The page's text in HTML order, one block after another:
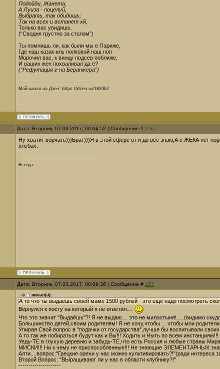
Подойди, Жанета,
А Луиза - поцелуй,
Выбрать, так обидишь;
Так на всех и встанет хй,
Только вас увидишь.
(“Сводня грустно за столом”)
Ты помнишь ли, как были мы в Париже,
Где наш казак иль полковой наш поп
Морочил вас, к винцу подсев поближе,
И ваших жён похваливал да ё?
(“Рефутация г-на Беранжера”)
Мой канал на Дзен: https://dzen.ru/182062
Дата: Вторник, 07.03.2017, 00:04:52 | Сообщение # 156
Ну хватит ворчать)))Брат)))Я в этой сфере от и до все знаю,А с ЖЕКА нет
хлебах.
Всегда
Дата: Вторник, 07.03.2017, 00:09:36 | Сообщение # 157
писал(а):
А то что ты выдаёшь своей маме 1500 рублей - это ещё надо посмотреть
Вернулся к посту на который я не ответил....
Что это значит "Выдаёшь"?! Я не выдаю.... это не милостыня!.....(видимо
Большинство детей,своим родителям! Я не хочу,чтобы ....чтобы мои
Упирая Свой вопрос в "подачки от государства",лучше бы воспитывали
А то так же побираться будут как и Вы!!! Ходить и Ныть по всем инстанциям!!!
Уедь-ТЕ в глухую деревню и забудь-ТЕ,что есть Россия и любые
МИСКИ!!! Ни к чему не приспособленные!!! Не знающие ЭЛЕМЕНТАРНЫХ
Алти....вопрос:"Грецкие орехи у нас можно культивировать?!"(ради интереса
Второй Вопрос: "ВЫращивают ли у нас в области клубнику?!"
---------------------